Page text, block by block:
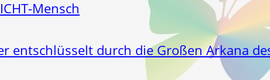
Mensch
entschlüsselt durch die Großen Arkana